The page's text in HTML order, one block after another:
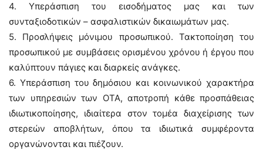
4. Υπεράσπιση του εισοδήματος μας και των
συνταξιοδοτικών – ασφαλιστικών δικαιωμάτων μας.
5. Προσλήψεις μόνιμου προσωπικού. Τακτοποίηση του
προσωπικού με συμβάσεις ορισμένου χρόνου ή έργου που
καλύπτουν πάγιες και διαρκείς ανάγκες.
6. Υπεράσπιση του δημόσιου και κοινωνικού χαρακτήρα
των υπηρεσιών των ΟΤΑ, αποτροπή κάθε προσπάθειας
ιδιωτικοποίησης, ιδιαίτερα στον τομέα διαχείρισης των
στερεών αποβλήτων, όπου τα ιδιωτικά συμφέροντα
οργανώνονται και πιέζουν.